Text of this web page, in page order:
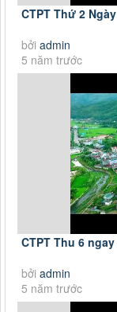
CTPT Thứ 2
bởi admin
5 năm trước
CTPT Thu 6 ngay
bởi admin
5 năm trước